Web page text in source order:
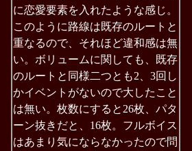
に恋愛要素を入れたような感じ。
このように路線は既存のルートと
重なるので、それほど違和感は無
い。ボリュームに関しても、既存
のルートと同様二つとも2、3回し
かイベントがないので大したこと
は無い。枚数にすると26枚、パタ
ーン抜きだと、16枚。フルボイス
はあまり気にならなかったので問